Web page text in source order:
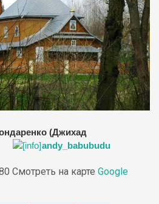
(Джихад
andy_babubudu
Смотреть на карте Google